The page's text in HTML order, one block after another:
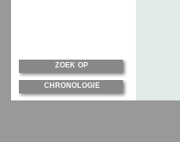
ZOEK OP
CHRONOLOGIE